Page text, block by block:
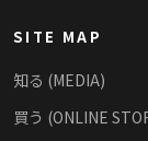
SITE MAP
知る (MEDIA)
買う (ONLINE